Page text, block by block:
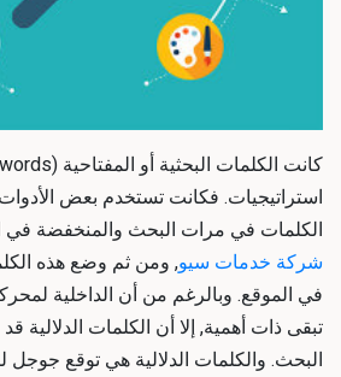
استراتيجيات. فكانت تستخدم بعض
الكلمات في مرات البحث والمنخفضة
شركة خدمات سيو, ومن ثم وضع هذه
تبقى ذات أهمية, إلا أن الكلمات
البحث. والكلمات الدلالية هي توقع جوجل